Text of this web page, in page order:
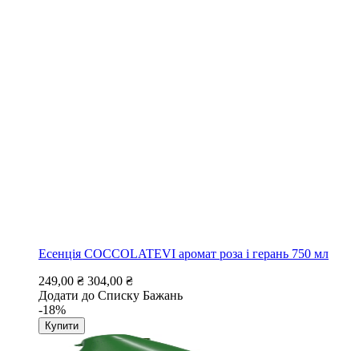
Есенція COCCOLATEVI аромат роза і герань 750 мл
249,00 ₴ 304,00 ₴
Додати до Списку Бажань
-18%
Купити